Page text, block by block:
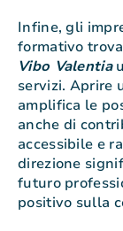
Infine, gli
formativo
Vibo Valentia
servizi. Aprire
amplifica le
anche di
accessibile e
direzione
futuro
positivo sulla